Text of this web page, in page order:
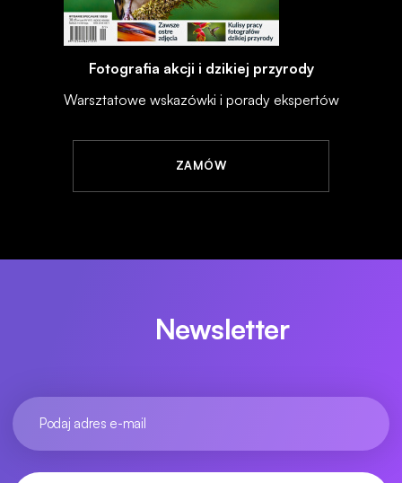
Fotografia akcji i dzikiej przyrody
Warsztatowe wskazówki i porady ekspertów
ZAMÓW
Newsletter